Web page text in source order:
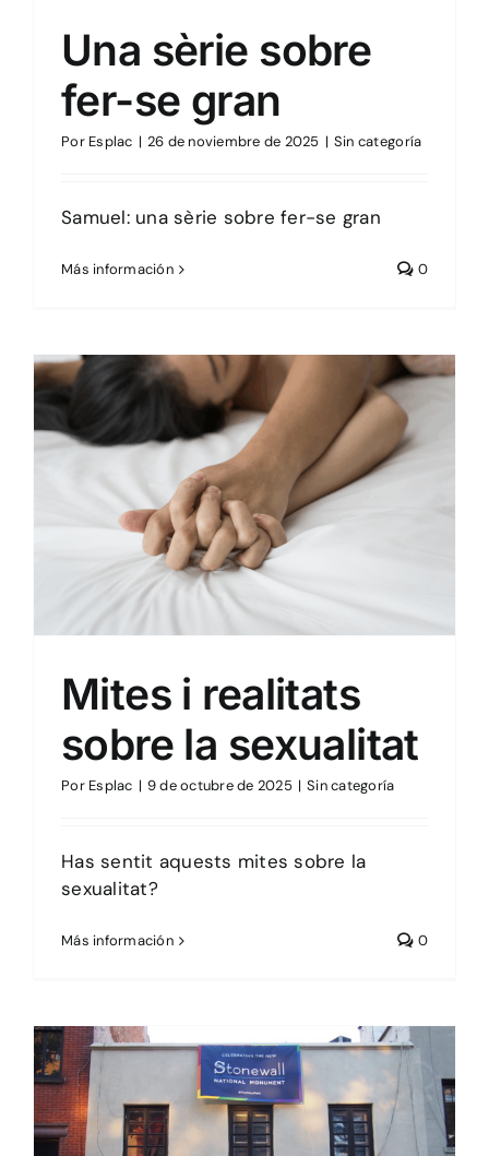
Una sèrie sobre
fer-se gran
Por Esplac | 26 de noviembre de 2025 | Sin categoría
Samuel: una sèrie sobre fer-se gran
Más información 0
Sin categoría
Mites i realitats
sobre la sexualitat
Por Esplac | 9 de octubre de 2025 | Sin categoría
Has sentit aquests mites sobre la
sexualitat?
Más información 0